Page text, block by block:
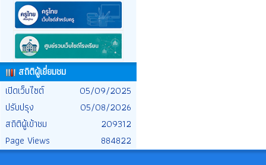
สถิติผู้เยี่ยมชม
เปิดเว็บไซต์
05/09/2025
ปรับปรุง
05/08/2026
สถิติผู้เข้าชม
209312
Page Views
884822